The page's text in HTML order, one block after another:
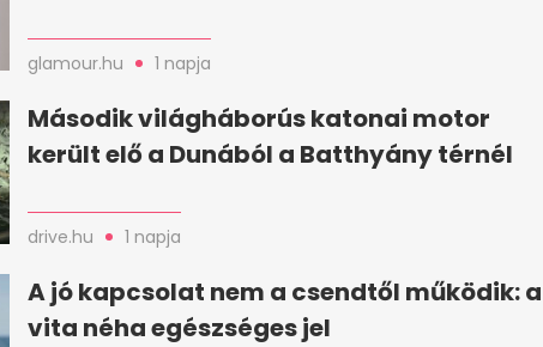
glamour.hu 1 napja
Második világháborús katonai motor
került elő a Dunából a Batthyány térnél
drive.hu 1 napja
A jó kapcsolat nem a csendtől működik: a
vita néha egészséges jel